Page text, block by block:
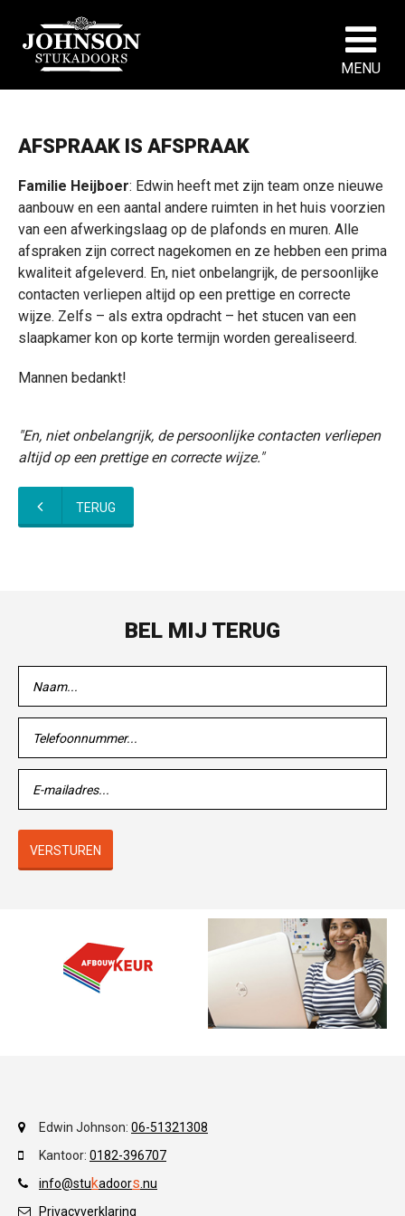
MENU
AFSPRAAK IS AFSPRAAK
Familie Heijboer: Edwin heeft met zijn team onze nieuwe
aanbouw en een aantal andere ruimten in het huis voorzien
van een afwerkingslaag op de plafonds en muren. Alle
afspraken zijn correct nagekomen en ze hebben een prima
kwaliteit afgeleverd. En, niet onbelangrijk, de persoonlijke
contacten verliepen altijd op een prettige en correcte
wijze. Zelfs – als extra opdracht – het stucen van een
slaapkamer kon op korte termijn worden gerealiseerd.
Mannen bedankt!
"En, niet onbelangrijk, de persoonlijke contacten verliepen
altijd op een prettige en correcte wijze."
TERUG
BEL MIJ TERUG
VERSTUREN
Edwin Johnson: 06-51321308
Kantoor: 0182-396707
info@stukadoors nu
Privacyverklaring